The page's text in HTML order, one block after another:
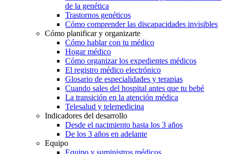
de la genética
Trastornos genéticos
Cómo comprender las discapacidades invisibles
Cómo planificar y organizarte
Cómo hablar con tu médico
Hogar médico
Cómo organizar los expedientes médicos
El registro médico electrónico
Glosario de especialidades y terapias
Cuando sales del hospital antes que tu bebé
La transición en la atención médica
Telesalud y telemedicina
Indicadores del desarrollo
Desde el nacimiento hasta los 3 años
De los 3 años en adelante
Equipo
Equipo y suministros médicos